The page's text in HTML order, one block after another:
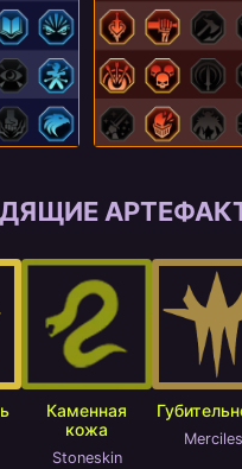
Каменная
кожа
Stoneskin